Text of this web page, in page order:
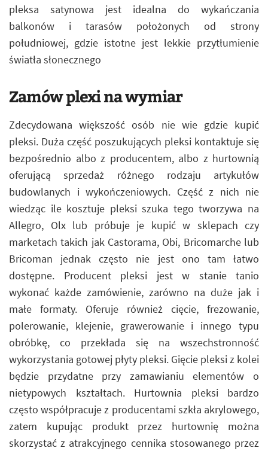
pleksa satynowa jest idealna do wykańczania
balkonów i tarasów położonych od strony
południowej, gdzie istotne jest lekkie przytłumienie
światła słonecznego
Zamów plexi na wymiar
Zdecydowana większość osób nie wie gdzie kupić
pleksi. Duża część poszukujących pleksi kontaktuje się
bezpośrednio albo z producentem, albo z hurtownią
oferującą sprzedaż różnego rodzaju artykułów
budowlanych i wykończeniowych. Część z nich nie
wiedząc ile kosztuje pleksi szuka tego tworzywa na
Allegro, Olx lub próbuje je kupić w sklepach czy
marketach takich jak Castorama, Obi, Bricomarche lub
Bricoman jednak często nie jest ono tam łatwo
dostępne. Producent pleksi jest w stanie tanio
wykonać każde zamówienie, zarówno na duże jak i
małe formaty. Oferuje również cięcie, frezowanie,
polerowanie, klejenie, grawerowanie i innego typu
obróbkę, co przekłada się na wszechstronność
wykorzystania gotowej płyty pleksi. Gięcie pleksi z kolei
będzie przydatne przy zamawianiu elementów o
nietypowych kształtach. Hurtownia pleksi bardzo
często współpracuje z producentami szkła akrylowego,
zatem kupując produkt przez hurtownię można
skorzystać z atrakcyjnego cennika stosowanego przez